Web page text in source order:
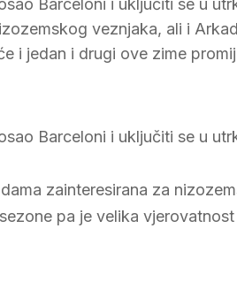
Barceloni i uključiti se u
veznjaka, ali i
i jedan i drugi ove zime
Barceloni i uključiti se u
zainteresirana za
pa je velika